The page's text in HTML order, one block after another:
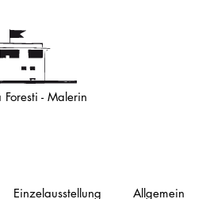
- Malerin
Einzelausstellung Allgemein